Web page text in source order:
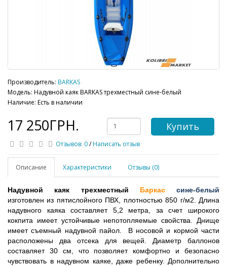
Производитель: BARKAS
Модель: Надувной каяк BARKAS трехместный сине-белый
Наличие: Есть в наличии
17 250ГРН. Купить
Отзывов: 0/Написать отзыв
Описание Характеристики Отзывы (0)
Надувной каяк трехместный Баркас
сине-белый
изготовлен из пятислойного ПВХ, плотностью 850 г/м2. Длина
надувного каяка составляет 5,2 метра, за счет широкого
кокпита имеет устойчивые непотопляемые свойства. Днище
имеет съемный надувной пайол.  В носовой и кормой части
расположены два отсека для вещей. Диаметр баллонов
составляет 30 см, что позволяет комфортно и безопасно
чувствовать в надувном каяке, даже ребенку. Дополнительно